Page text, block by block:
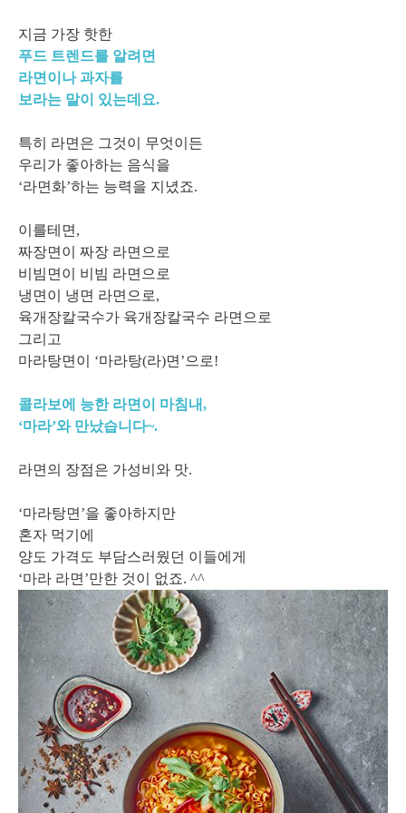
지금 가장 핫한
푸드 트렌드를 알려면
라면이나 과자를
보라는 말이 있는데요.
특히 라면은 그것이 무엇이든
우리가 좋아하는 음식을
‘라면화’하는 능력을 지녔죠.
이를테면,
짜장면이 짜장 라면으로
비빔면이 비빔 라면으로
냉면이 냉면 라면으로,
육개장칼국수가 육개장칼국수 라면으로
그리고
마라탕면이 ‘마라탕(라)면’으로!
콜라보에 능한 라면이 마침내,
‘마라’와 만났습니다~.
라면의 장점은 가성비와 맛.
‘마라탕면’을 좋아하지만
혼자 먹기에
양도 가격도 부담스러웠던 이들에게
‘마라 라면’만한 것이 없죠. ^^